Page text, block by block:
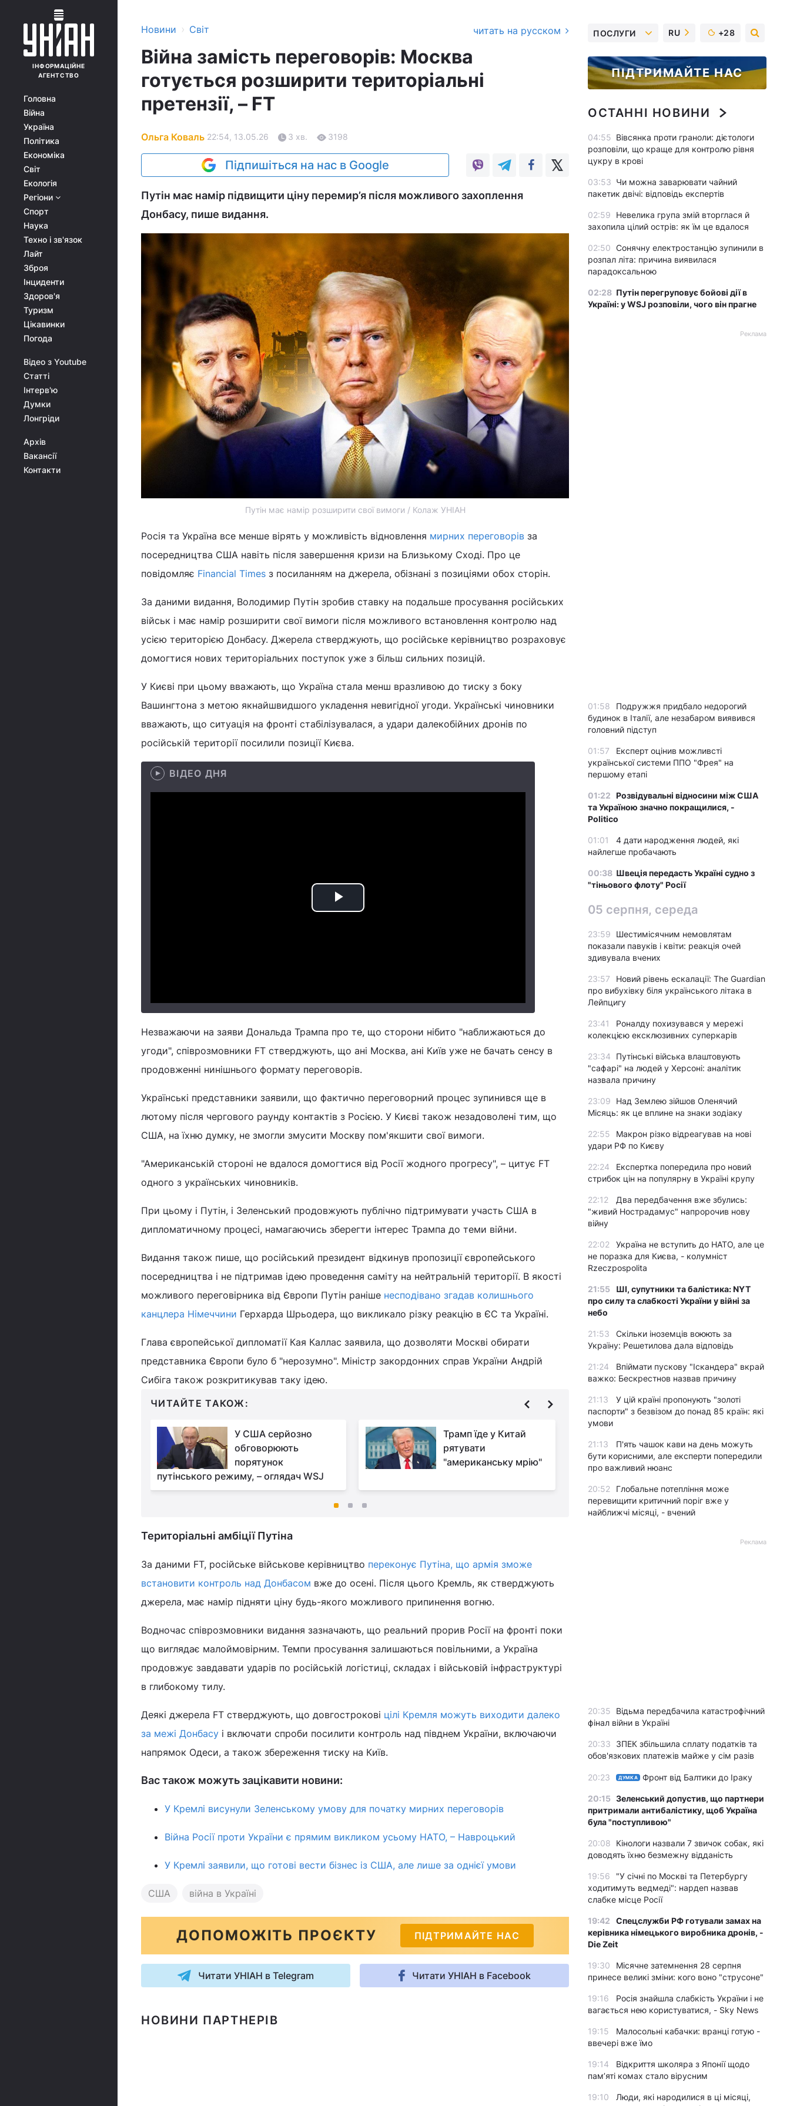
ІНФОРМАЦІЙНЕ
АГЕНТСТВО
Головна
Війна
Україна
Політика
Економіка
Світ
Екологія
Регіони
Спорт
Наука
Техно і зв'язок
Лайт
Зброя
Інциденти
Здоров'я
Туризм
Цікавинки
Погода
Відео з Youtube
Статті
Інтерв'ю
Думки
Лонгріди
Архів
Вакансії
Контакти
Новини › Світ читать на русском
Війна замість переговорів: Москва
готується розширити територіальні
претензії, – FT
Ольга Коваль 22:54, 13.05.26 3 хв. 3198
Підпишіться на нас в Google
Путін має намір підвищити ціну перемир’я після можливого захоплення
Донбасу, пише видання.
Путін має намір розширити свої вимоги / Колаж УНІАН
Росія та Україна все менше вірять у можливість відновлення мирних переговорів за
посередництва США навіть після завершення кризи на Близькому Сході. Про це
повідомляє Financial Times з посиланням на джерела, обізнані з позиціями обох сторін.
За даними видання, Володимир Путін зробив ставку на подальше просування російських
військ і має намір розширити свої вимоги після можливого встановлення контролю над
усією територією Донбасу. Джерела стверджують, що російське керівництво розраховує
домогтися нових територіальних поступок уже з більш сильних позицій.
У Києві при цьому вважають, що Україна стала менш вразливою до тиску з боку
Вашингтона з метою якнайшвидшого укладення невигідної угоди. Українські чиновники
вважають, що ситуація на фронті стабілізувалася, а удари далекобійних дронів по
російській території посилили позиції Києва.
ВІДЕО ДНЯ
Play
Незважаючи на заяви Дональда Трампа про те, що сторони нібито "наближаються до
угоди", співрозмовники FT стверджують, що ані Москва, ані Київ уже не бачать сенсу в
продовженні нинішнього формату переговорів.
Українські представники заявили, що фактично переговорний процес зупинився ще в
лютому після чергового раунду контактів з Росією. У Києві також незадоволені тим, що
США, на їхню думку, не змогли змусити Москву пом'якшити свої вимоги.
"Американській стороні не вдалося домогтися від Росії жодного прогресу", – цитує FT
одного з українських чиновників.
При цьому і Путін, і Зеленський продовжують публічно підтримувати участь США в
дипломатичному процесі, намагаючись зберегти інтерес Трампа до теми війни.
Видання також пише, що російський президент відкинув пропозиції європейського
посередництва і не підтримав ідею проведення саміту на нейтральній території. В якості
можливого переговірника від Європи Путін раніше несподівано згадав колишнього
канцлера Німеччини Герхарда Шрьодера, що викликало різку реакцію в ЄС та Україні.
Глава європейської дипломатії Кая Каллас заявила, що дозволяти Москві обирати
представника Європи було б "нерозумно". Міністр закордонних справ України Андрій
Сибіга також розкритикував таку ідею.
ЧИТАЙТЕ ТАКОЖ:
У США серйозно
обговорюють
порятунок
путінського режиму, – оглядач WSJ
Трамп їде у Китай
рятувати
"американську мрію"
повністю заборонити
автобусне
сполучення з Росією та Білоруссю
Територіальні амбіції Путіна
За даними FT, російське військове керівництво переконує Путіна, що армія зможе
встановити контроль над Донбасом вже до осені. Після цього Кремль, як стверджують
джерела, має намір підняти ціну будь-якого можливого припинення вогню.
Водночас співрозмовники видання зазначають, що реальний прорив Росії на фронті поки
що виглядає малоймовірним. Темпи просування залишаються повільними, а Україна
продовжує завдавати ударів по російській логістиці, складах і військовій інфраструктурі
в глибокому тилу.
Деякі джерела FT стверджують, що довгострокові цілі Кремля можуть виходити далеко
за межі Донбасу і включати спроби посилити контроль над півднем України, включаючи
напрямок Одеси, а також збереження тиску на Київ.
Вас також можуть зацікавити новини:
У Кремлі висунули Зеленському умову для початку мирних переговорів
Війна Росії проти України є прямим викликом усьому НАТО, – Навроцький
У Кремлі заявили, що готові вести бізнес із США, але лише за однієї умови
США війна в Україні
ДОПОМОЖІТЬ ПРОЄКТУ ПІДТРИМАЙТЕ НАС
Читати УНІАН в Telegram Читати УНІАН в Facebook
НОВИНИ ПАРТНЕРІВ
ПОСЛУГИ RU +28
ПІДТРИМАЙТЕ НАС
ОСТАННІ НОВИНИ
04:55 Вівсянка проти граноли: дієтологи
розповіли, що краще для контролю рівня
цукру в крові
03:53 Чи можна заварювати чайний
пакетик двічі: відповідь експертів
02:59
Невелика група змій вторглася й
захопила цілий острів: як їм це вдалося
02:50 Сонячну електростанцію зупинили в
розпал літа: причина виявилася
парадоксальною
02:28 Путін перегруповує бойові дії в
Україні: у WSJ розповіли, чого він прагне
Реклама
01:58
Подружжя придбало недорогий
будинок в Італії, але незабаром виявився
головний підступ
01:57
Експерт оцінив можливсті
української системи ППО "Фрея" на
першому етапі
01:22 Розвідувальні відносини між США
та Україною значно покращилися, -
Politico
01:01
4 дати народження людей, які
найлегше пробачають
00:38 Швеція передасть Україні судно з
"тіньового флоту" Росії
05 серпня, середа
23:59
Шестимісячним немовлятам
показали павуків і квіти: реакція очей
здивувала вчених
23:57
Новий рівень ескалації: The Guardian
про вибухівку біля українського літака в
Лейпцигу
23:41
Роналду похизувався у мережі
колекцією ексклюзивних суперкарів
23:34
Путінські війська влаштовують
"сафарі" на людей у Херсоні: аналітик
назвала причину
23:09
Над Землею зійшов Оленячий
Місяць: як це вплине на знаки зодіаку
22:55
Макрон різко відреагував на нові
удари РФ по Києву
22:24
Експертка попередила про новий
стрибок цін на популярну в Україні крупу
22:12
Два передбачення вже збулись:
"живий Нострадамус" напророчив нову
війну
22:02
Україна не вступить до НАТО, але це
не поразка для Києва, - колумніст
Rzeczpospolita
21:55
ШІ, супутники та балістика: NYT
про силу та слабкості України у війні за
небо
21:53
Скільки іноземців воюють за
Україну: Решетилова дала відповідь
21:24
Впіймати пускову "Іскандера" вкрай
важко: Бескрестнов назвав причину
21:13
У цій країні пропонують "золоті
паспорти" з безвізом до понад 85 країн: які
умови
21:13
П'ять чашок кави на день можуть
бути корисними, але експерти попередили
про важливий нюанс
20:52
Глобальне потепління може
перевищити критичний поріг вже у
найближчі місяці, - вчений
Реклама
20:35
Відьма передбачила катастрофічний
фінал війни в Україні
20:33
ЗПЕК збільшила сплату податків та
обов'язкових платежів майже у сім разів
20:23 ДУМКА Фронт від Балтики до Іраку
20:15 Зеленський допустив, що партнери
притримали антибалістику, щоб Україна
була "поступливою"
20:08
Кінологи назвали 7 звичок собак, які
доводять їхню безмежну відданість
19:56
"У січні по Москві та Петербургу
ходитимуть ведмеді": нардеп назвав
слабке місце Росії
19:42
Спецслужби РФ готували замах на
керівника німецького виробника дронів, -
Die Zeit
19:30
Місячне затемнення 28 серпня
принесе великі зміни: кого воно "струсоне"
19:16
Росія знайшла слабкість України і не
вагається нею користуватися, - Sky News
19:15
Малосольні кабачки: вранці готую -
ввечері вже їмо
19:14
Відкриття школяра з Японії щодо
пам’яті комах стало вірусним
19:10
Люди, які народилися в ці місяці,